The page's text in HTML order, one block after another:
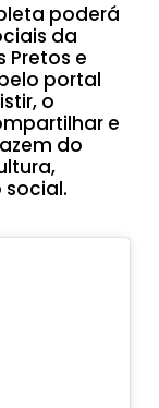
poderá
da
Pretos e
portal
o
e
do